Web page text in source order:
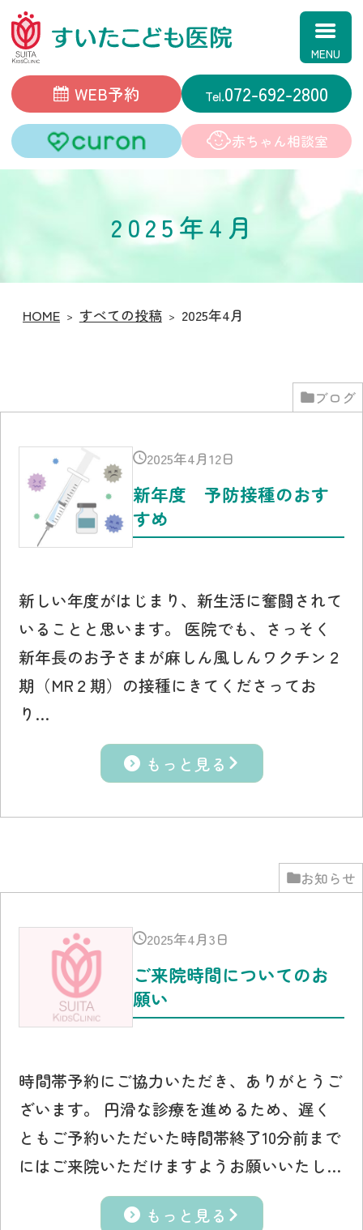
すいたこども医院
WEB予約 072-692-2800
赤ちゃん相談室
2025年4月
HOME すべての投稿 2025年4月
ブログ
2025年4月12日
新年度 予防接種のおす
すめ
新しい年度がはじまり、新生活に奮闘されて
いることと思います。 医院でも、さっそく
新年長のお子さまが麻しん風しんワクチン２
期（MR２期）の接種にきてくださってお
り…
もっと見る
お知らせ
2025年4月3日
ご来院時間についてのお
願い
時間帯予約にご協力いただき、ありがとうご
ざいます。 円滑な診療を進めるため、遅く
ともご予約いただいた時間帯終了10分前まで
にはご来院いただけますようお願いいたし…
もっと見る